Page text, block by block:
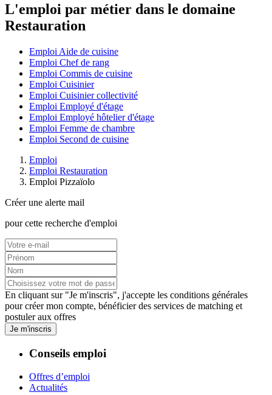
L'emploi par métier dans le domaine
Restauration
Emploi Aide de cuisine
Emploi Chef de rang
Emploi Commis de cuisine
Emploi Cuisinier
Emploi Cuisinier collectivité
Emploi Employé d'étage
Emploi Employé hôtelier d'étage
Emploi Femme de chambre
Emploi Second de cuisine
Emploi
Emploi Restauration
Emploi Pizzaïolo
Créer une alerte mail
pour cette recherche d'emploi
En cliquant sur "Je m'inscris", j'accepte les conditions générales
pour créer mon compte, bénéficier des services de matching et
postuler aux offres
Je m'inscris
Conseils emploi
Offres d’emploi
Actualités